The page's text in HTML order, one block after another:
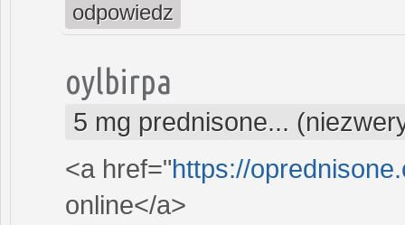
odpowiedz
oylbirpa
5 mg prednisone...
<a href="https://
online</a>